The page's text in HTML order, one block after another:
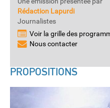
Rédaction Lapurdi
Journalistes
Voir la grille des
Nous contacter
PROPOSITIONS